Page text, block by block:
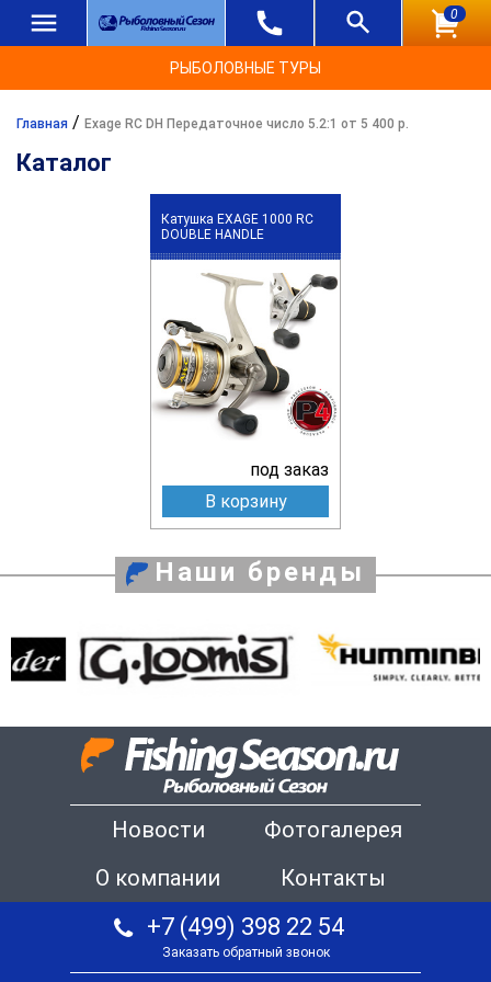
0
РЫБОЛОВНЫЕ ТУРЫ
Главная / Exage RC DH Передаточное число 5.2:1 от 5 400 р.
Каталог
Катушка EXAGE 1000 RC
DOUBLE HANDLE
под заказ
В корзину
Наши бренды
Новости
Фотогалерея
О компании
Контакты
+7 (499) 398 22 54
Заказать обратный звонок